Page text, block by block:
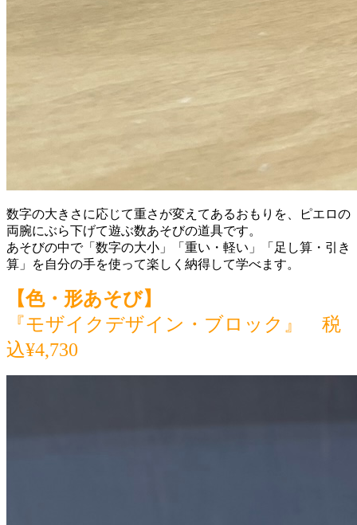
数字の大きさに応じて重さが変えてあるおもりを、ピエロの
両腕にぶら下げて遊ぶ数あそびの道具です。
あそびの中で「数字の大小」「重い・軽い」「足し算・引き
算」を自分の手を使って楽しく納得して学べます。
【色・形あそび】
『モザイクデザイン・ブロック』 税
込¥4,730